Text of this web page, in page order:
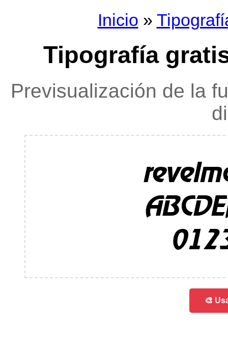
Inicio »
Tipografía
Previsualización de la
🎨